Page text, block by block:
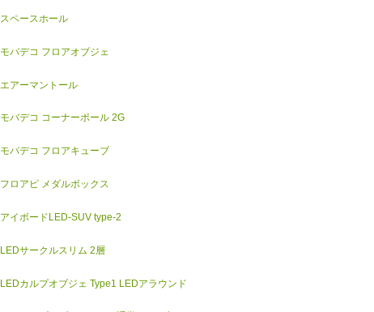
スペースホール
モバデコ フロアオブジェ
エアーマントール
モバデコ コーナーポール 2G
モバデコ フロアキューブ
フロアピ メダルボックス
アイボードLED-SUV type-2
LEDサークルスリム 2層
LEDカルプオブジェ Type1 LEDアラウンド